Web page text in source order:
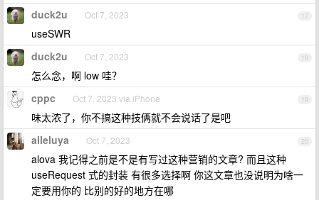
17
duck2u Oct 7, 2023
useSWR
18
duck2u Oct 7, 2023
怎么念，啊 low 哇？
19
cppc Oct 7, 2023 via iPhone
味太浓了，你不搞这种技俩就不会说话了是吧
20
alleluya Oct 7, 2023
alova 我记得之前是不是有写过这种营销的文章? 而且这种
useRequest 式的封装 有很多选择啊 你这文章也没说明为啥一
定要用你的 比别的好的地方在哪